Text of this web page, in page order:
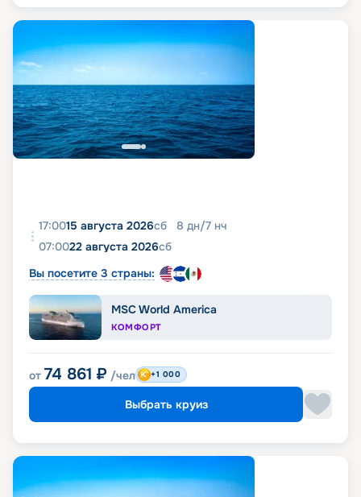
17:0015 августа 2026сб 8 дн/7 нч
07:0022 августа 2026сб
Вы посетите 3 страны:
MSC World America
КОМФОРТ
от 74 861 ₽ /чел +1 000
Выбрать круиз